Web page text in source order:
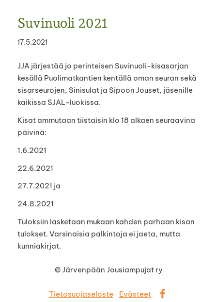
Suvinuoli 2021
17.5.2021
JJA järjestää jo perinteisen Suvinuoli-kisasarjan
kesällä Puolimatkantien kentällä oman seuran sekä
sisarseurojen, Sinisulat ja Sipoon Jouset, jäsenille
kaikissa SJAL-luokissa.
Kisat ammutaan tiistaisin klo 18 alkaen seuraavina
päivinä:
1.6.2021
22.6.2021
27.7.2021 ja
24.8.2021
Tuloksiin lasketaan mukaan kahden parhaan kisan
tulokset. Varsinaisia palkintoja ei jaeta, mutta
kunniakirjat.
©Järvenpään Jousiampujat ry
Tietosuojaseloste
Evästeet